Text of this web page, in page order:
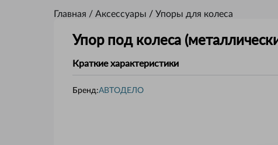
Главная / Аксессуары / Упоры для колеса
Упор под колеса
Краткие характеристики
Бренд:АВТОДЕЛО